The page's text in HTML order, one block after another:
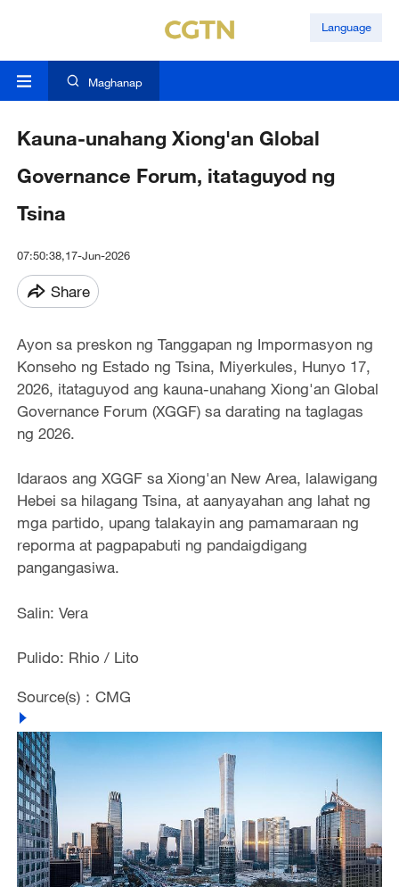
Language
Maghanap
Kauna-unahang Xiong'an Global
Governance Forum, itataguyod ng
Tsina
07:50:38,17-Jun-2026
Share
Ayon sa preskon ng Tanggapan ng Impormasyon ng
Konseho ng Estado ng Tsina, Miyerkules, Hunyo 17,
2026, itataguyod ang kauna-unahang Xiong'an Global
Governance Forum (XGGF) sa darating na taglagas
ng 2026.
Idaraos ang XGGF sa Xiong'an New Area, lalawigang
Hebei sa hilagang Tsina, at aanyayahan ang lahat ng
mga partido, upang talakayin ang pamamaraan ng
reporma at pagpapabuti ng pandaigdigang
pangangasiwa.
Salin: Vera
Pulido: Rhio / Lito
Source(s)：CMG